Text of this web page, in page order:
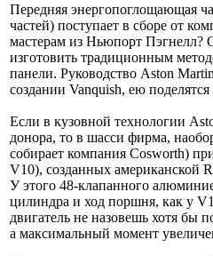
Передняя энергопоглощающая
частей) поступает в сборе от
мастерам из Ньюпорт Пэгнелл?
изготовить традиционным
панели. Руководство Aston
создании Vanquish, ею
Если в кузовной технологии
донора, то в шасси фирма,
собирает компания Cosworth)
V10), созданных американской
У этого 48-клапанного
цилиндра и ход поршня, как у
двигатель не назовешь хотя бы
а максимальный момент